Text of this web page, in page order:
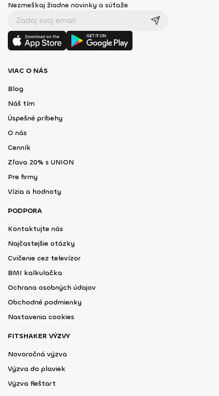
Nezmeškaj žiadne novinky a súťaže
VIAC O NÁS
Blog
Náš tím
Úspešné príbehy
O nás
Cenník
Zľava 20% s UNION
Pre firmy
Vízia a hodnoty
PODPORA
Kontaktujte nás
Najčastejšie otázky
Cvičenie cez televízor
BMI kalkulačka
Ochrana osobných údajov
Obchodné podmienky
Nastavenia cookies
FITSHAKER VÝZVY
Novoročná výzva
Výzva do plaviek
Výzva Reštart